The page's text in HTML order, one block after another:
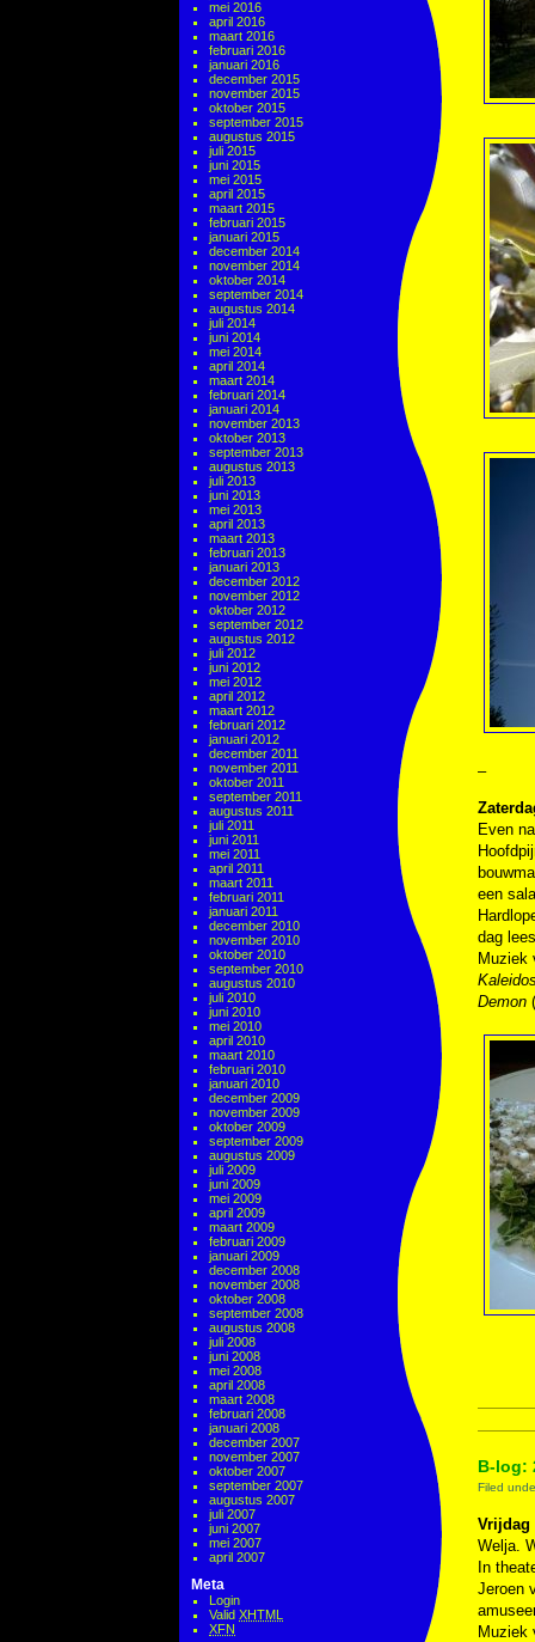
mei 2016
april 2016
maart 2016
februari 2016
januari 2016
december 2015
november 2015
oktober 2015
september 2015
augustus 2015
juli 2015
juni 2015
mei 2015
april 2015
maart 2015
februari 2015
januari 2015
december 2014
november 2014
oktober 2014
september 2014
augustus 2014
juli 2014
juni 2014
mei 2014
april 2014
maart 2014
februari 2014
januari 2014
november 2013
oktober 2013
september 2013
augustus 2013
juli 2013
juni 2013
mei 2013
april 2013
maart 2013
februari 2013
januari 2013
december 2012
november 2012
oktober 2012
september 2012
augustus 2012
juli 2012
juni 2012
mei 2012
april 2012
maart 2012
februari 2012
januari 2012
december 2011
november 2011
oktober 2011
september 2011
augustus 2011
juli 2011
juni 2011
mei 2011
april 2011
maart 2011
februari 2011
januari 2011
december 2010
november 2010
oktober 2010
september 2010
augustus 2010
juli 2010
juni 2010
mei 2010
april 2010
maart 2010
februari 2010
januari 2010
december 2009
november 2009
oktober 2009
september 2009
augustus 2009
juli 2009
juni 2009
mei 2009
april 2009
maart 2009
februari 2009
januari 2009
december 2008
november 2008
oktober 2008
september 2008
augustus 2008
juli 2008
juni 2008
mei 2008
april 2008
maart 2008
februari 2008
januari 2008
december 2007
november 2007
oktober 2007
september 2007
augustus 2007
juli 2007
juni 2007
mei 2007
april 2007
Meta
Login
Valid XHTML
XFN
–
Even
een
dag
Muziek
Demon
B-log:
Filed
Vrijdag
Welja.
In
Jeroen
Muziek